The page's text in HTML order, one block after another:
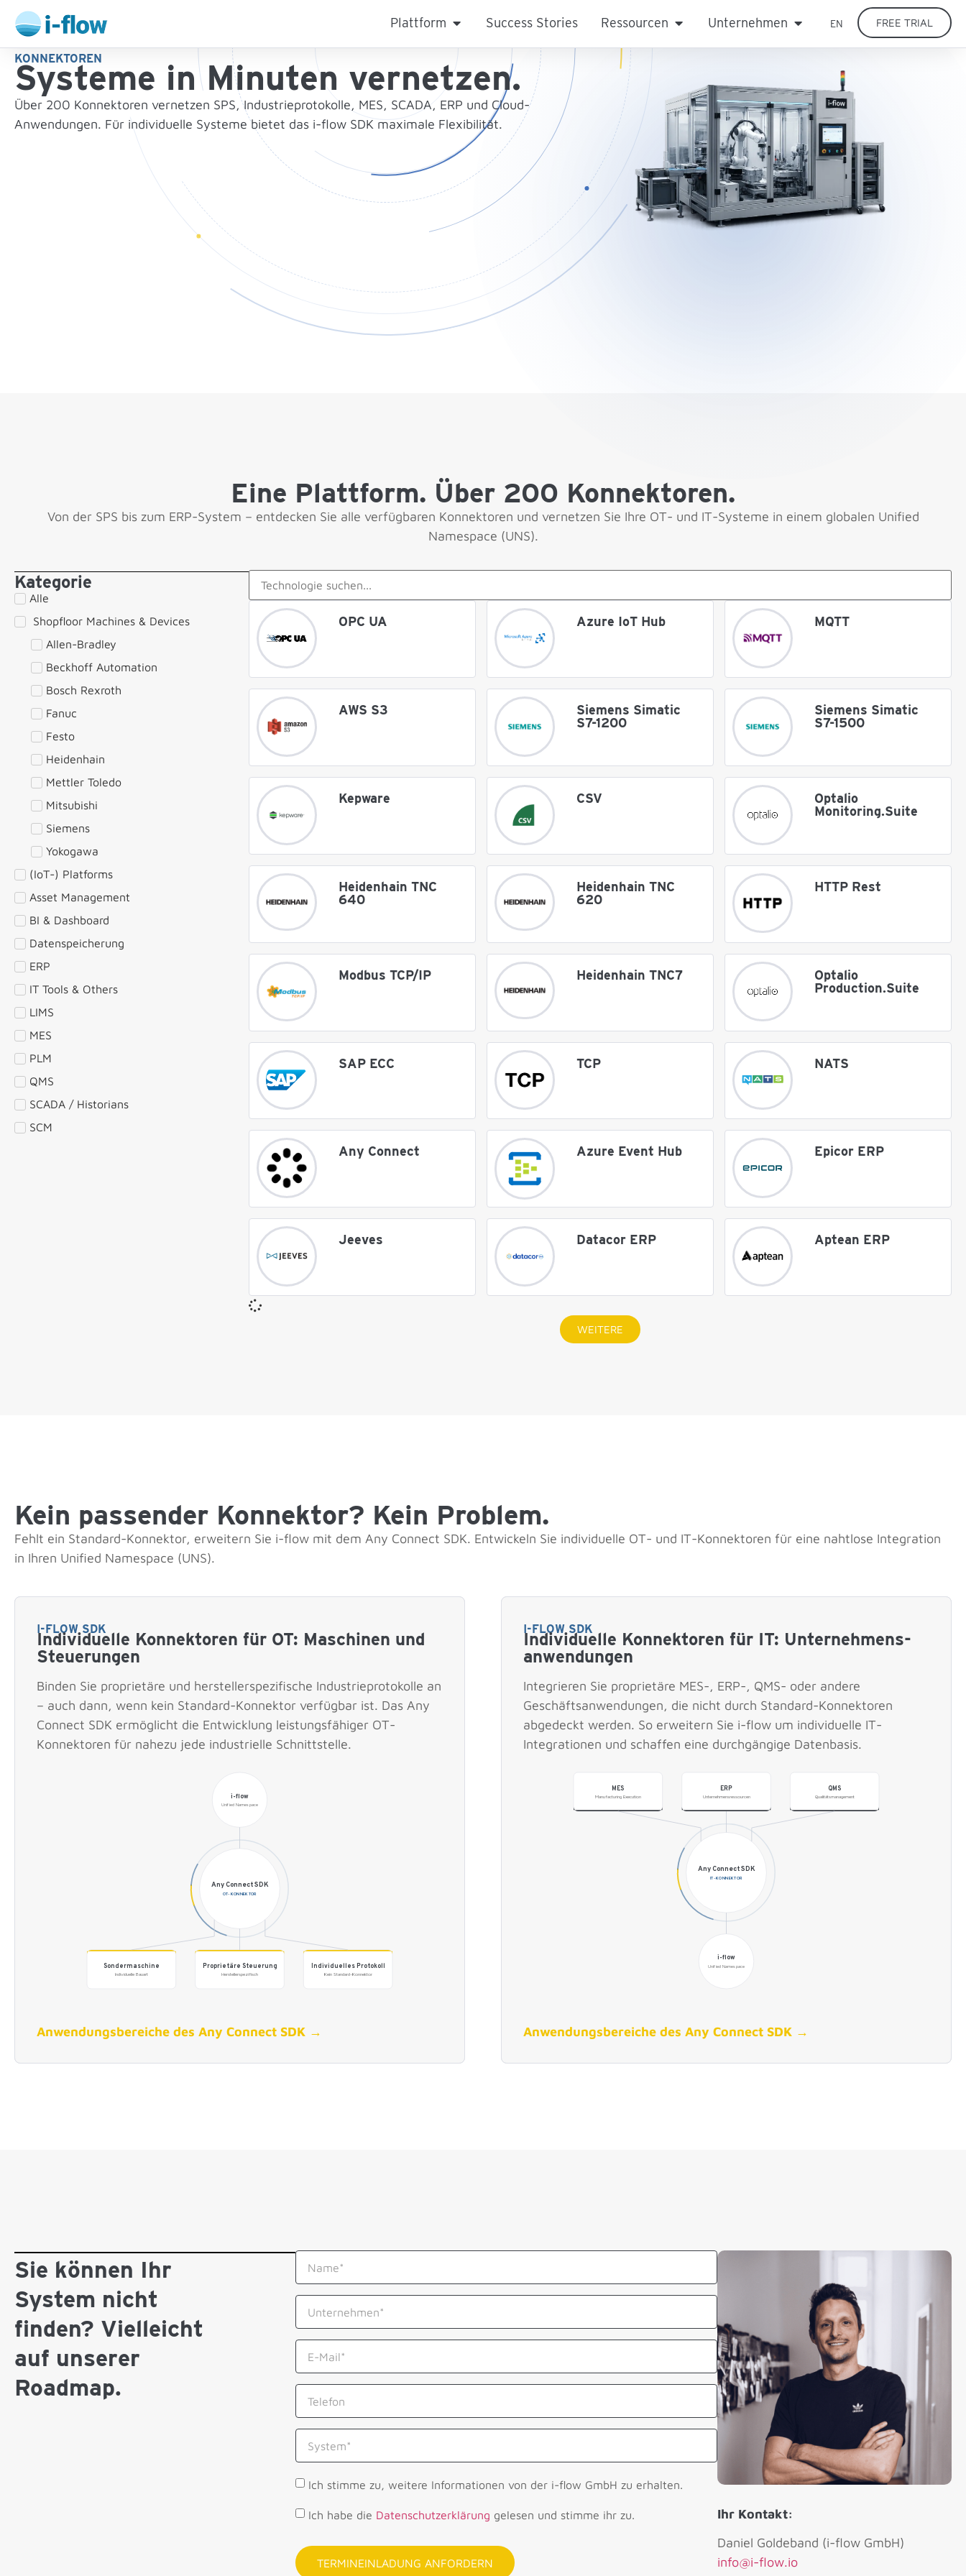
Plattform Success Stories Ressourcen Unternehmen EN FREE TRIAL
KONNEKTOREN
Systeme in Minuten vernetzen.
Über 200 Konnektoren vernetzen SPS, Industrieprotokolle, MES, SCADA, ERP und Cloud-
Anwendungen. Für individuelle Systeme bietet das i-flow SDK maximale Flexibilität.
Eine Plattform. Über 200 Konnektoren.
Von der SPS bis zum ERP-System – entdecken Sie alle verfügbaren Konnektoren und vernetzen Sie Ihre OT- und IT-Systeme in einem globalen Unified
Namespace (UNS).
Kategorie
Alle
‎ ‎​Shopfloor Machines & Devices
Allen-Bradley
Beckhoff Automation
Bosch Rexroth
Fanuc
Festo
Heidenhain
Mettler Toledo
Mitsubishi
Siemens
Yokogawa
(IoT-) Platforms
Asset Management
BI & Dashboard
Datenspeicherung
ERP
IT Tools & Others
LIMS
MES
PLM
QMS
SCADA / Historians
SCM
OPC UA Azure IoT Hub MQTT
AWS S3
Siemens Simatic
S7-1200
Siemens Simatic
S7-1500
Kepware CSV
Optalio
Monitoring.Suite
Heidenhain TNC
640
Heidenhain TNC
620
HTTP Rest
Modbus TCP/IP Heidenhain TNC7
Optalio
Production.Suite
SAP ECC TCP NATS
Any Connect Azure Event Hub Epicor ERP
Jeeves Datacor ERP Aptean ERP
WEITERE
Kein passender Konnektor? Kein Problem.
Fehlt ein Standard-Konnektor, erweitern Sie i-flow mit dem Any Connect SDK. Entwickeln Sie individuelle OT- und IT-Konnektoren für eine nahtlose Integration
in Ihren Unified Namespace (UNS).
I-FLOW SDK
Individuelle Konnektoren für OT: Maschinen und
Steuerungen
Binden Sie proprietäre und herstellerspezifische Industrieprotokolle an
– auch dann, wenn kein Standard-Konnektor verfügbar ist. Das Any
Connect SDK ermöglicht die Entwicklung leistungsfähiger OT-
Konnektoren für nahezu jede industrielle Schnittstelle.
Anwendungsbereiche des Any Connect SDK →
I-FLOW SDK
Individuelle Konnektoren für IT: Unternehmens­
anwendungen
Integrieren Sie proprietäre MES-, ERP-, QMS- oder andere
Geschäftsanwendungen, die nicht durch Standard-Konnektoren
abgedeckt werden. So erweitern Sie i-flow um individuelle IT-
Integrationen und schaffen eine durchgängige Datenbasis.
Anwendungsbereiche des Any Connect SDK →
Sie können Ihr
System nicht
finden? Vielleicht
auf unserer
Roadmap.
Ich stimme zu, weitere Informationen von der i-flow GmbH zu erhalten.
Ich habe die Datenschutzerklärung gelesen und stimme ihr zu.
TERMINEINLADUNG ANFORDERN
Ihr Kontakt:
Daniel Goldeband (i-flow GmbH)
info@i-flow.io